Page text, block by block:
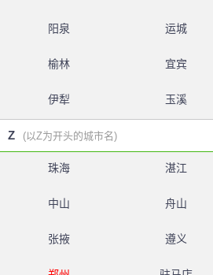
阳泉 运城
榆林 宜宾
伊犁 玉溪
Z (以Z为开头的城市名)
珠海 湛江
中山 舟山
张掖 遵义